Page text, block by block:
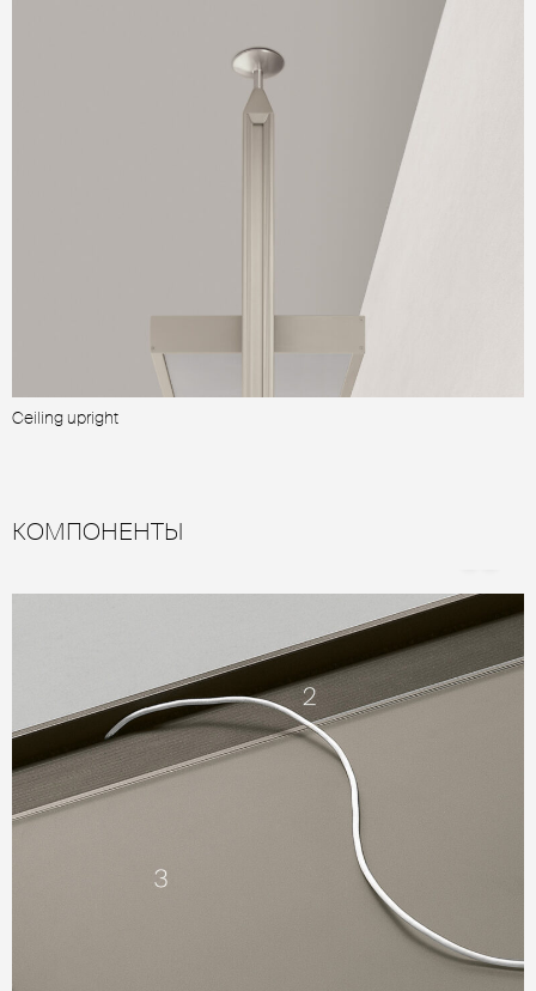
Ceiling upright
КОМПОНЕНТЫ